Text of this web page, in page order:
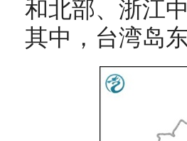
和北部、浙江
其中，台湾岛